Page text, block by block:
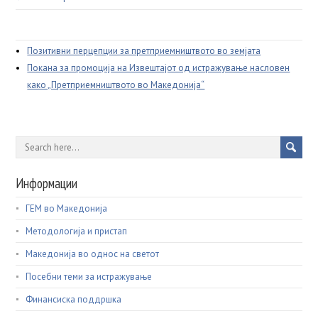
Позитивни перцепции за претприемништвото во земјата
Покана за промоција на Извештајот од истражување насловен
како „Претприемништвото во Македонија“
Информации
ГЕМ во Македонија
Методологија и пристап
Македонија во однос на светот
Посебни теми за истражување
Финансиска поддршка